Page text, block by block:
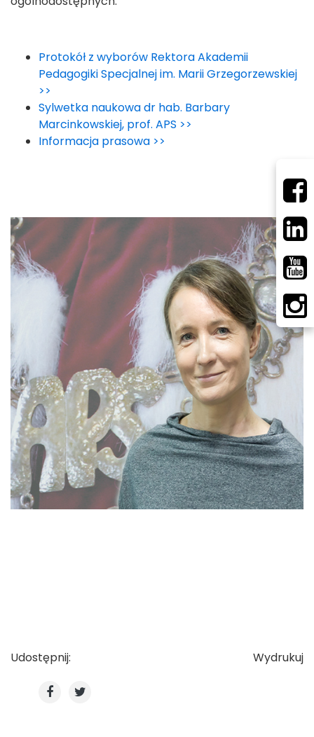
Protokół z wyborów Rektora Akademii
Pedagogiki Specjalnej im. Marii Grzegorzewskiej
>>
Sylwetka naukowa dr hab. Barbary
Marcinkowskiej, prof. APS >>
Informacja prasowa >>
Udostępnij: Wydrukuj